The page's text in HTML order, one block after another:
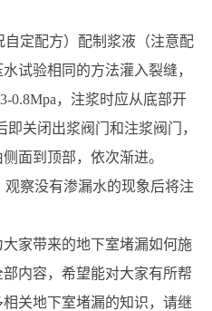
定配方）配制浆液（注意配
试验相同的方法灌入裂缝，
0.8Mpa，注浆时应从底部开
关闭出浆阀门和注浆阀门，
侧面到顶部，依次渐进。
察没有渗漏水的现象后将注
家带来的地下室堵漏如何施
内容，希望能对大家有所帮
关地下室堵漏的知识，请继